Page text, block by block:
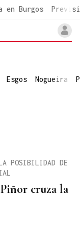
en Burgos
Esgos Nogueira
cruza la
POSIBILIDAD DE